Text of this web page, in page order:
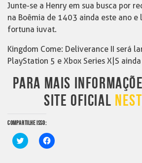
Junte-se a Henry em sua busca por
na Boêmia de 1403 ainda este ano e
fortuna iuvat.
Kingdom Come: Deliverance II será
PlayStation 5 e Xbox Series X|S
PARA MAIS
SITE OFICIAL
COMPARTILHE ISSO:
Clique
para
Clique
para